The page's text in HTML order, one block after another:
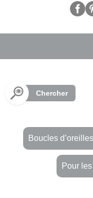
Chercher
Boucles d’oreilles
Pour